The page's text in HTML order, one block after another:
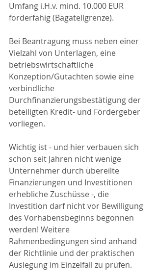
Umfang i.H.v. mind. 10.000 EUR
förderfähig (Bagatellgrenze).
Bei Beantragung muss neben einer
Vielzahl von Unterlagen, eine
betriebswirtschaftliche
Konzeption/Gutachten sowie eine
verbindliche
Durchfinanzierungsbestätigung der
beteiligten Kredit- und Fördergeber
vorliegen.
Wichtig ist - und hier verbauen sich
schon seit Jahren nicht wenige
Unternehmer durch übereilte
Finanzierungen und Investitionen
erhebliche Zuschüsse -, die
Investition darf nicht vor Bewilligung
des Vorhabensbeginns begonnen
werden! Weitere
Rahmenbedingungen sind anhand
der Richtlinie und der praktischen
Auslegung im Einzelfall zu prüfen.